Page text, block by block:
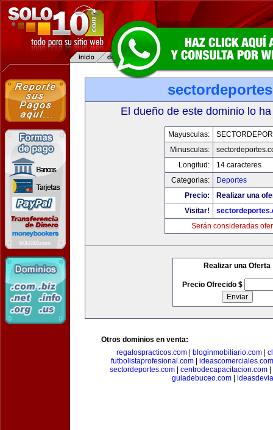
El dueño de este dominio lo
Mayusculas:
Minusculas:
Longitud:
14 caracteres
Categorias:
Deportes
Precio:
Realizar una
Visitar!
Serán consideradas
Realizar una Oferta
Precio Ofrecido $
Otros dominios en venta:
regalospracticos.com| bloginmobiliario.com|
futbolistaprofesional.com
ideascomerciales.com
sectordeportes.com| centrodecapacitacion.com|
guiadebuceo.com|